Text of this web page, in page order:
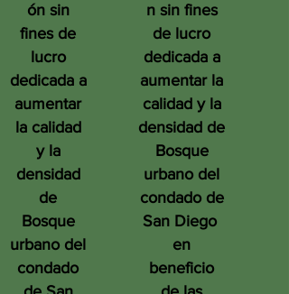
ón sin
fines de
lucro
dedicada a
aumentar
la calidad
y la
densidad
de
Bosque
urbano del
condado
n sin fines
de lucro
dedicada a
aumentar la
calidad y la
densidad de
Bosque
urbano del
condado de
San Diego
en
beneficio